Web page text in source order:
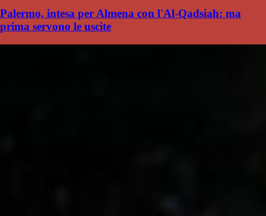
Palermo, intesa per Almena con l'Al-Qadsiah: ma
prima servono le uscite